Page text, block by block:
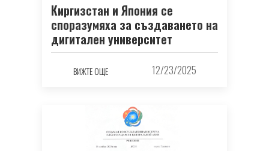
Киргизстан и Япония се
споразумяха за създаването на
дигитален университет
ВИЖТЕ ОЩЕ 12/23/2025